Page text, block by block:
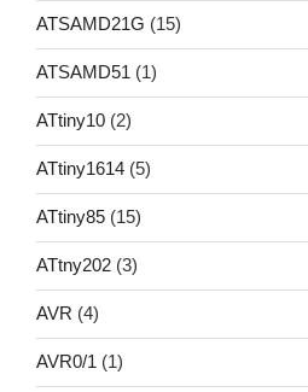
ATSAMD21G (15)
ATSAMD51 (1)
ATtiny10 (2)
ATtiny1614 (5)
ATtiny85 (15)
ATtny202 (3)
AVR (4)
AVR0/1 (1)